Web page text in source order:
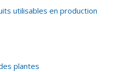
utilisables en production
plantes